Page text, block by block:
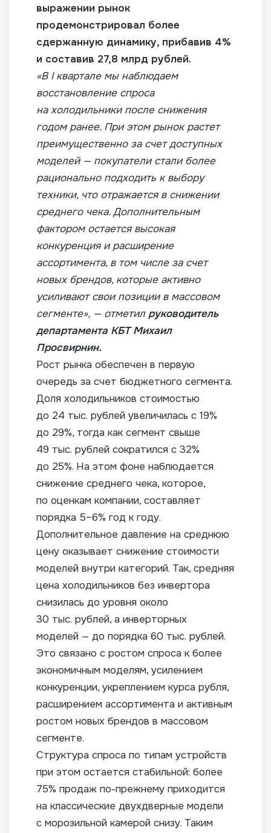
выражении рынок
продемонстрировал более
сдержанную динамику, прибавив 4%
и составив 27,8 млрд рублей.
«В I квартале мы наблюдаем
восстановление спроса
на холодильники после снижения
годом ранее. При этом рынок растет
преимущественно за счет доступных
моделей — покупатели стали более
рационально подходить к выбору
техники, что отражается в снижении
среднего чека. Дополнительным
фактором остается высокая
конкуренция и расширение
ассортимента, в том числе за счет
новых брендов, которые активно
усиливают свои позиции в массовом
сегменте», — отметил руководитель
департамента КБТ Михаил
Просвирнин.
Рост рынка обеспечен в первую
очередь за счет бюджетного сегмента.
Доля холодильников стоимостью
до 24 тыс. рублей увеличилась с 19%
до 29%, тогда как сегмент свыше
49 тыс. рублей сократился с 32%
до 25%. На этом фоне наблюдается
снижение среднего чека, которое,
по оценкам компании, составляет
порядка 5–6% год к году.
Дополнительное давление на среднюю
цену оказывает снижение стоимости
моделей внутри категорий. Так, средняя
цена холодильников без инвертора
снизилась до уровня около
30 тыс. рублей, а инверторных
моделей — до порядка 60 тыс. рублей.
Это связано с ростом спроса к более
экономичным моделям, усилением
конкуренции, укреплением курса рубля,
расширением ассортимента и активным
ростом новых брендов в массовом
сегменте.
Структура спроса по типам устройств
при этом остается стабильной: более
75% продаж по-прежнему приходится
на классические двухдверные модели
с морозильной камерой снизу. Таким